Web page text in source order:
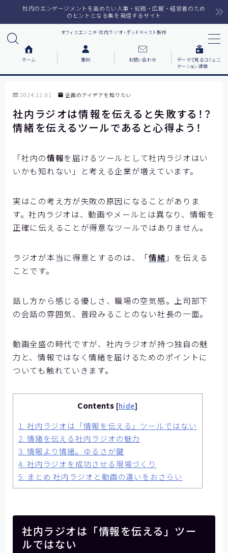
社内のエンゲージメントを高めたい人事・総務・広報・経営者のため
のヒントとなる集を発信するサイト
オフィスエンニチ 社内ラジオ・ポッドキャスト製作
MENU
ラジオメルマガ
サービス一覧
番組で紹介した音楽
各社の動機をまとめました
お客様の声をまとめました
【住友ゴム工業様①】
【住友ゴム工業様②】
【大阪ガスビジネスクリエイト様】
コミュニケーションの課題をデータで見る
メディア掲載
よくあるご質問
お問い合わせ
ホーム 事例 お問い合わせ
データで見るコミュニ
ケーション課題
2024.12.01 企画のアイデアを知りたい
社内ラジオは情報を伝えると失敗する！？
情緒を伝えるツールであると心得よう！
「社内の情報を届けるツールとして社内ラジオはい
いかも知れない」と考える企業が増えています。
実はこの考え方が失敗の原因になることがありま
す。社内ラジオは、動画やメールとは異なり、情報を
正確に伝えることが得意なツールではありません。
ラジオが本当に得意とするのは、「情緒 」を伝える
ことです。
話し方から感じる優しさ、職場の空気感。上司部下
の会話の雰囲気、普段みることのない社長の一面。
動画全盛の時代ですが、社内ラジオが持つ独自の魅
力と、情報ではなく情緒を届けるためのポイントに
ついても触れていきます。
Contents [hide]
1. 社内ラジオは「情報を伝える」ツールではない
2. 情緒を伝える社内ラジオの魅力
3. 情報より情緒。ゆるさが鍵
4. 社内ラジオを成功させる現場づくり
5. まとめ 社内ラジオと動画の違いをおさらい
社内ラジオは「情報を伝える」ツー
ルではない